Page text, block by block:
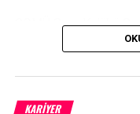
çalışma hakkı olmak
yararlanabilecekler.
haftada 3 gün
etme fırsatı
ÇOMÜ Spor Kulübü
sorumlusu Öğr. Gör.
başarıyı getirdiğini
KARIYER